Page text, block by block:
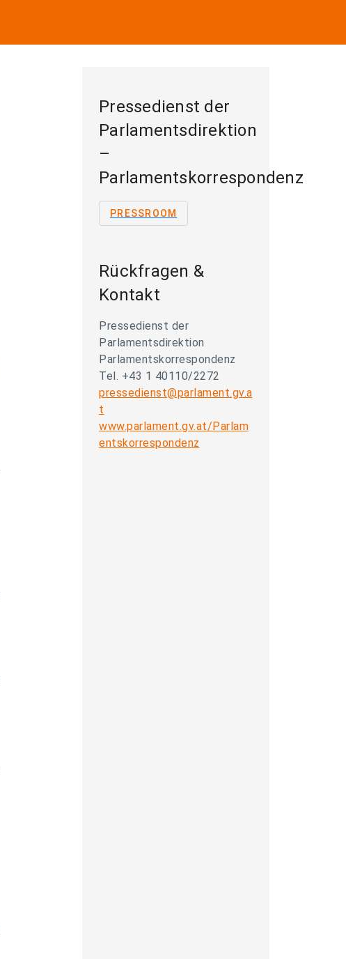
Pressedienst der
Parlamentsdirektion
–
Parlamentskorrespondenz
PRESSROOM
Rückfragen &
Kontakt
Pressedienst der
Parlamentsdirektion
Parlamentskorrespondenz
Tel. +43 1 40110/2272
pressedienst@parlament.gv.a
t
www.parlament.gv.at/Parlam
entskorrespondenz